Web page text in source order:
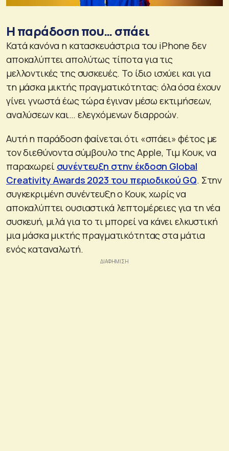
Η παράδοση που… σπάει
Κατά κανόνα η κατασκευάστρια του iPhone δεν
αποκαλύπτει απολύτως τίποτα για τις
μελλοντικές της συσκευές. Το ίδιο ισχύει και για
τη μάσκα μικτής πραγματικότητας: όλα όσα έχουν
γίνει γνωστά έως τώρα έγιναν μέσω εκτιμήσεων,
αναλύσεων και… ελεγχόμενων διαρροών.
Αυτή η παράδοση φαίνεται ότι «σπάει» φέτος με
τον διεθύνοντα σύμβουλο της Apple, Τιμ Κουκ, να
παραχωρεί συνέντευξη στην έκδοση Global
Creativity Awards 2023 του περιοδικού GQ. Στην
συγκεκριμένη συνέντευξη ο Κουκ, χωρίς να
αποκαλύπτει ουσιαστικά λεπτομέρειες για τη νέα
συσκευή, μιλά για το τι μπορεί να κάνει ελκυστική
μια μάσκα μικτής πραγματικότητας στα μάτια
ενός καταναλωτή.